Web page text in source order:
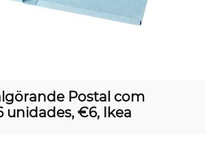
Postal com
unidades, €6, Ikea